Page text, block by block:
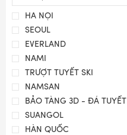
HÀ NỘI
SEOUL
EVERLAND
NAMI
TRƯỢT TUYẾT SKI
NAMSAN
BẢO TÀNG 3D - ĐÁ TUYẾT
SUANGOL
HÀN QUỐC